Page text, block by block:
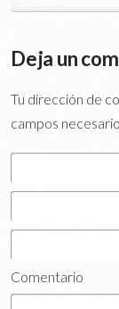
Deja un
Tu dirección de
campos
Comentario